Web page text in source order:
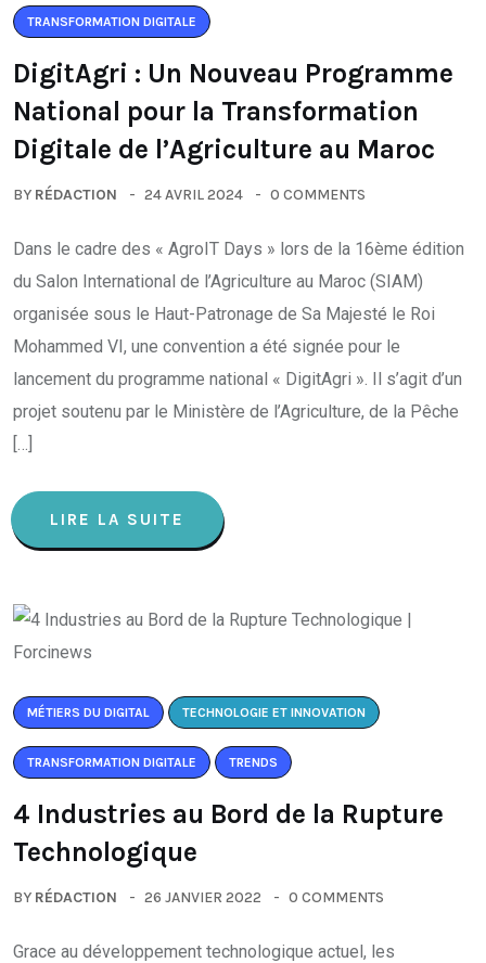
TRANSFORMATION DIGITALE
DigitAgri : Un Nouveau Programme
National pour la Transformation
Digitale de l’Agriculture au Maroc
BY RÉDACTION 24 AVRIL 2024 0 COMMENTS
Dans le cadre des « AgroIT Days » lors de la 16ème édition
du Salon International de l’Agriculture au Maroc (SIAM)
organisée sous le Haut-Patronage de Sa Majesté le Roi
Mohammed VI, une convention a été signée pour le
lancement du programme national « DigitAgri ». Il s’agit d’un
projet soutenu par le Ministère de l’Agriculture, de la Pêche
[…]
LIRE LA SUITE
MÉTIERS DU DIGITAL TECHNOLOGIE ET INNOVATION
TRANSFORMATION DIGITALE TRENDS
4 Industries au Bord de la Rupture
Technologique
BY RÉDACTION 26 JANVIER 2022 0 COMMENTS
Grace au développement technologique actuel, les